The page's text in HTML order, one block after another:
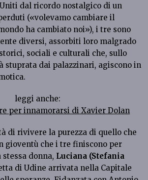
dal ricordo nostalgico di un
(«volevamo cambiare il
ha cambiato noi»), i tre sono
diversi, assorbiti loro malgrado
sociali e culturali che, sullo
stuprata dai palazzinari, agiscono in
leggi anche:
per innamorarsi di Xavier Dolan
di rivivere la purezza di quello che
gioventù che i tre finiscono per
donna, Luciana (Stefania
di Udine arrivata nella Capitale